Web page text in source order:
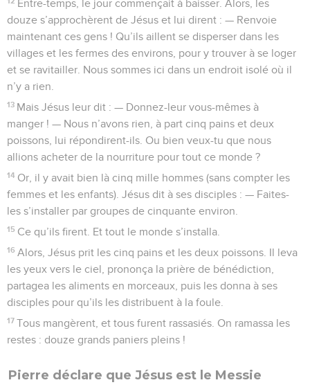
Entre-temps, le jour commençait à baisser. Alors, les
douze s’approchèrent de Jésus et lui dirent : — Renvoie
maintenant ces gens ! Qu’ils aillent se disperser dans les
villages et les fermes des environs, pour y trouver à se loger
et se ravitailler. Nous sommes ici dans un endroit isolé où il
n’y a rien.
13 Mais Jésus leur dit : — Donnez-leur vous-mêmes à
manger ! — Nous n’avons rien, à part cinq pains et deux
poissons, lui répondirent-ils. Ou bien veux-tu que nous
allions acheter de la nourriture pour tout ce monde ?
14 Or, il y avait bien là cinq mille hommes (sans compter les
femmes et les enfants). Jésus dit à ses disciples : — Faites-
les s’installer par groupes de cinquante environ.
15 Ce qu’ils firent. Et tout le monde s’installa.
16 Alors, Jésus prit les cinq pains et les deux poissons. Il leva
les yeux vers le ciel, prononça la prière de bénédiction,
partagea les aliments en morceaux, puis les donna à ses
disciples pour qu’ils les distribuent à la foule.
17 Tous mangèrent, et tous furent rassasiés. On ramassa les
restes : douze grands paniers pleins !
Pierre déclare que Jésus est le Messie